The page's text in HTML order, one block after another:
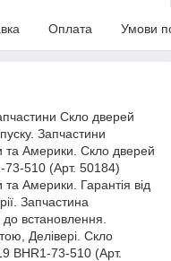
Оплата Умови
Скло дверей
Запчастини
та Америки. Скло дверей
73-510 (Арт. 50184)
та Америки. Гарантія від
Запчастина
встановлення.
Делівері. Скло
BHR1-73-510 (Арт.